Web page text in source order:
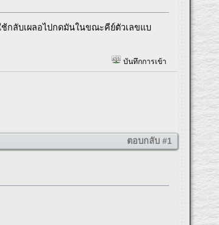
ช้กลับเผลอไปกดมันในขณะคีย์ตัวเลขแบ
บันทึกการเข้า
ตอบกลับ #1